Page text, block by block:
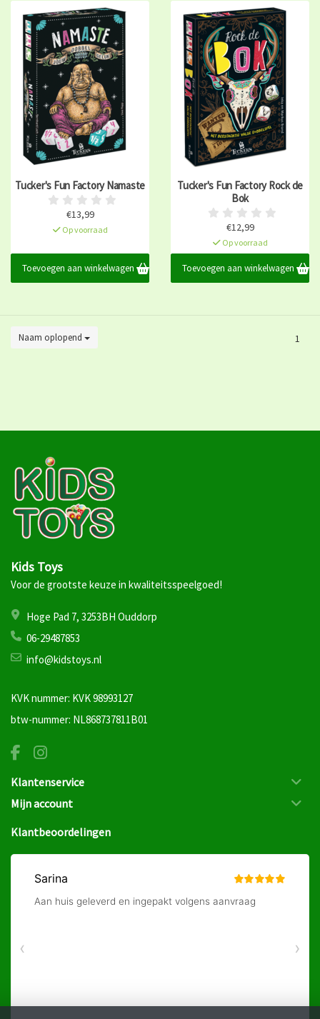
Tucker's Fun Factory Namaste
€13,99
Op voorraad
Toevoegen aan winkelwagen
Tucker's Fun Factory Rock de
Bok
€12,99
Op voorraad
Toevoegen aan winkelwagen
Naam oplopend 1
Kids Toys
Voor de grootste keuze in kwaliteitsspeelgoed!
Hoge Pad 7, 3253BH Ouddorp
06-29487853
info@kidstoys.nl
KVK nummer: KVK 98993127
btw-nummer: NL868737811B01
Klantenservice
Mijn account
Klantbeoordelingen